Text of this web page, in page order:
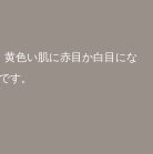
色い肌に赤目か白目にな
す。